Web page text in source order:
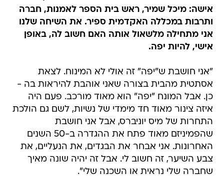
אישה: מיכל שמיר, ראש בית הספר לאמנות, חברה
ותרבות במכללה האקדמית ספיר. את השיחה שלנו
אני מתחילה מלשאול אותה האם חשוב לה, באופן
אישי, להיות יפה.
"אני חושבת ש"יפה" זה אולי לא המינוח. לצאת
אסתטית מהבית בצורה שאני אוהבת להיראות בה -
כן. אבל המונח "יפה" הוא מאוד מורכב. פעם היה
איזה צינור מאוד חד מימדי של נשיות, לשם גם הולכת
התחרות של מיס יוניברס, אבל אני חושבת
שהפמיניזם מאוד פתח את ההגדרה ב-50 השנים
האחרונות. אני אבחר את הבגדים, את הנעליים, את
צבע השיער, זה חשוב לי. אבל זה יהיה שונה מאיך
שחברה שלי נראית או השכנה שלי".